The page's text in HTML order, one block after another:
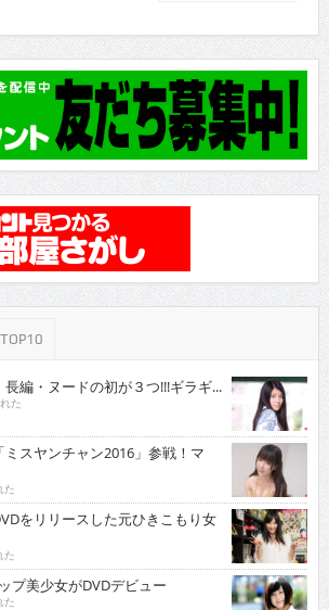
編・ヌードの初が３つ!!!ギラギ...
た
スヤンチャン2016」参戦！マ
た
をリリースした元ひきこもり女
た
プ美少女がDVDデビュー
た